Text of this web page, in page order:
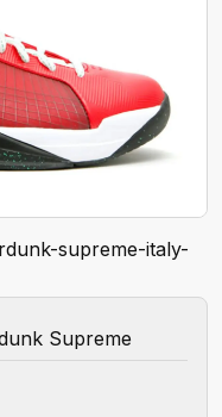
supreme-italy-
Supreme